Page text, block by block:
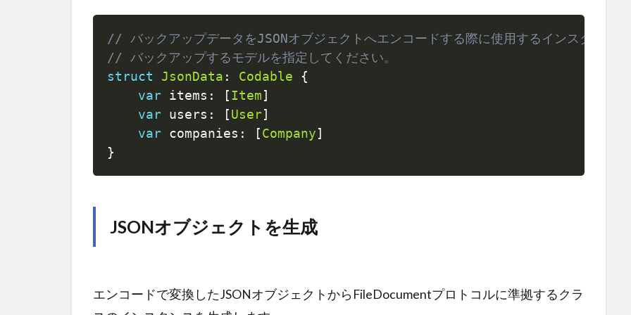
// バックアップデータをJSONオブジェクトへエンコードする際に使用するインスタンスの
// バックアップするモデルを指定してください。
struct
JsonData : Codable
{
var items : [ Item ]
var users : [ User]
var companies : [ Company ]
}
Copy
JSONオブジェクトを生成
エンコードで変換したJSONオブジェクトからFileDocumentプロトコルに準拠するクラ